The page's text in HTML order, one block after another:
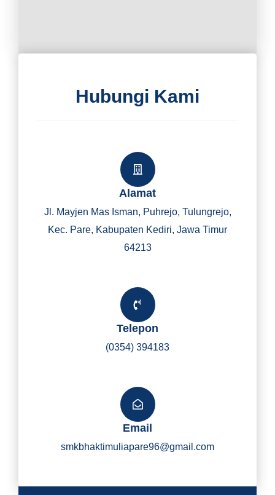
Y
I
Hubungi Kami
Alamat
Jl. Mayjen Mas Isman, Puhrejo, Tulungrejo,
Kec. Pare, Kabupaten Kediri, Jawa Timur
64213
Telepon
(0354) 394183
Email
smkbhaktimuliapare96@gmail.com